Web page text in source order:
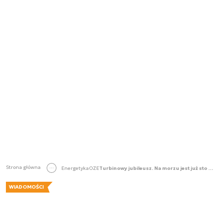
Strona główna EnergetykaOZE Turbinowy jubileusz. Na morzu jest już sto wiatraków
WIADOMOŚCI